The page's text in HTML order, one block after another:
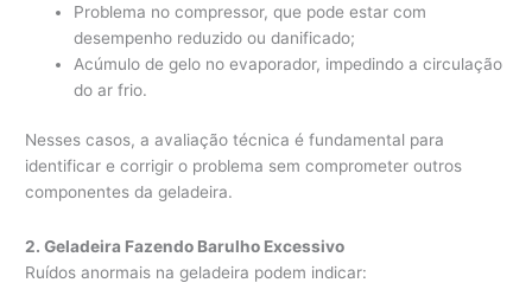
Problema no compressor, que pode estar com
desempenho reduzido ou danificado;
Acúmulo de gelo no evaporador, impedindo a circulação
do ar frio.
Nesses casos, a avaliação técnica é fundamental para
identificar e corrigir o problema sem comprometer outros
componentes da geladeira.
2. Geladeira Fazendo Barulho Excessivo
Ruídos anormais na geladeira podem indicar: